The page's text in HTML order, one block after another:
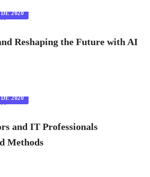
2020
Reshaping the Future with AI
2020
and IT Professionals
Methods